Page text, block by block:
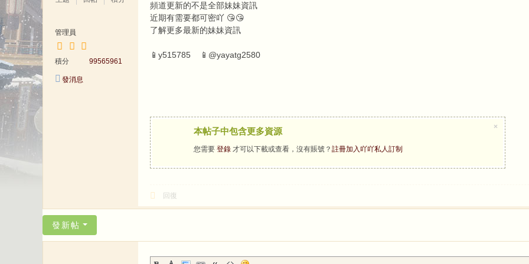
管理員
積分 99565961
發消息
頻道更新的不是全部妹妹資訊
近期有需要都可密吖 😘😘
了解更多最新的妹妹資訊
📱y515785 📱@yayatg2580
本帖子中包含更多資源
您需要 登錄 才可以下載或查看，沒有賬號？ 註冊加入吖吖私人訂制
×
回復
發新帖